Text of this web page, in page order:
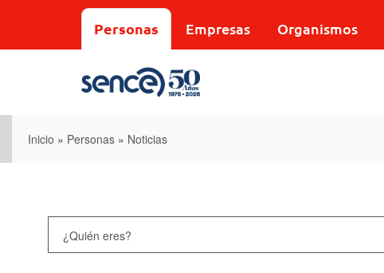
Personas Empresas Organismos
Inicio » Personas » Noticias